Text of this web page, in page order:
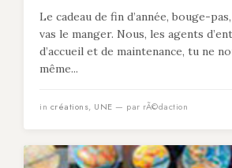
Le cadeau de fin d’année, bouge-
vas le manger. Nous, les agents
d’accueil et de maintenance, tu ne
même...
in créations, UNE — par rÃ©daction